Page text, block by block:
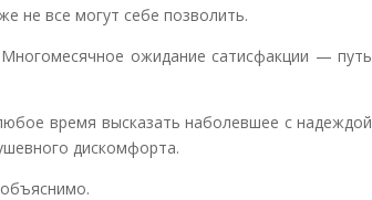
не все могут себе позволить.
ожидание сатисфакции — путь
время высказать наболевшее с надеждой
дискомфорта.